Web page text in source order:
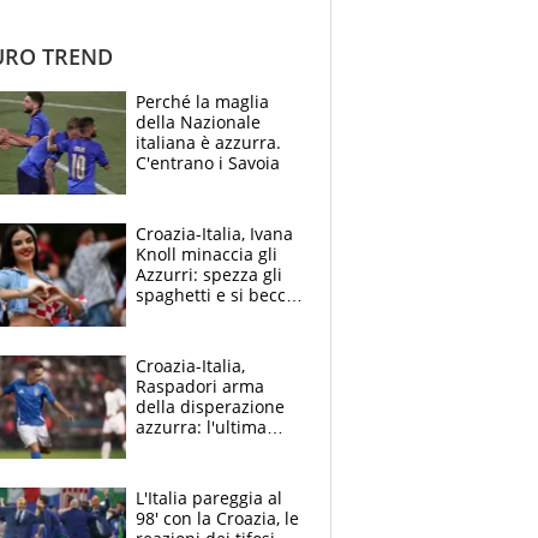
TREND
Perché la maglia
della Nazionale
italiana è azzurra.
C'entrano i Savoia
Croazia-Italia, Ivana
Knoll minaccia gli
Azzurri: spezza gli
spaghetti e si becca
Croazia-Italia,
Raspadori arma
della disperazione
azzurra: l'ultima
L'Italia pareggia al
98' con la Croazia, le